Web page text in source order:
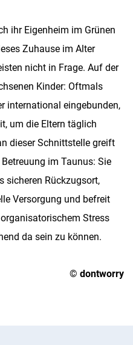
ihr Eigenheim im Grünen
Zuhause im Alter
nicht in Frage. Auf der
Kinder: Oftmals
international eingebunden,
um die Eltern täglich
dieser Schnittstelle greift
im Taunus: Sie
sicheren Rückzugsort,
Versorgung und befreit
Stress
da sein zu können.
© dontworry